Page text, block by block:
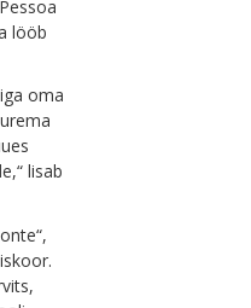
lööb
oma
lisab